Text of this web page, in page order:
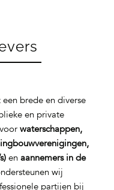
brede en diverse
en private
waterschappen,
en aannemers in de
wij
partijen bij